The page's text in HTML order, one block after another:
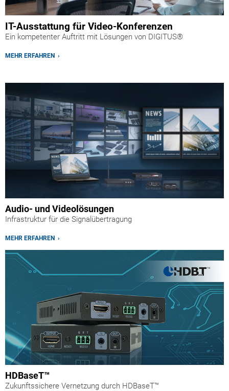
IT-Ausstattung für Video-Konferenzen
Ein kompetenter Auftritt mit Lösungen von DIGITUS®
MEHR ERFAHREN ›
Audio- und Videolösungen
Infrastruktur für die Signalübertragung
MEHR ERFAHREN ›
HDBaseT™
Zukunftssichere Vernetzung durch HDBaseT™